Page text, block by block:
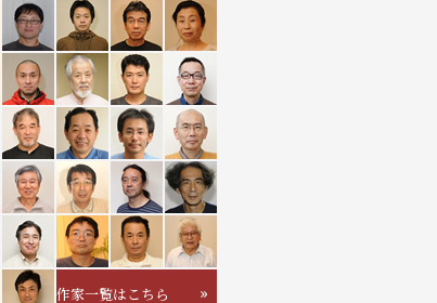
作家一覧はこちら